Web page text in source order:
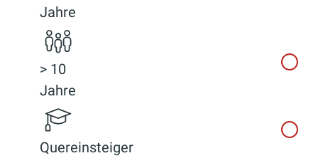
Jahre
> 10
Jahre
Quereinsteiger